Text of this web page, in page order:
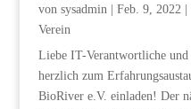
von sysadmin| Feb. 9, 2022|
Verein
Liebe IT-Verantwortliche
herzlich zum
BioRiver e.V. einladen! Der